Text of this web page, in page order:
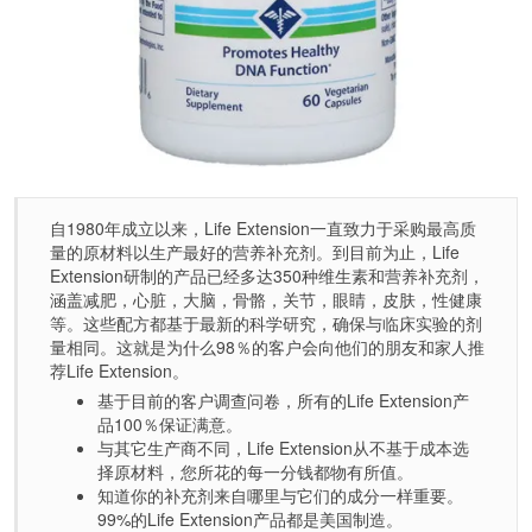
自1980年成立以来，Life Extension一直致力于采购最高质
量的原材料以生产最好的营养补充剂。到目前为止，Life
Extension研制的产品已经多达350种维生素和营养补充剂，
涵盖减肥，心脏，大脑，骨骼，关节，眼睛，皮肤，性健康
等。这些配方都基于最新的科学研究，确保与临床实验的剂
量相同。这就是为什么98％的客户会向他们的朋友和家人推
荐Life Extension。
基于目前的客户调查问卷，所有的Life Extension产
品100％保证满意。
与其它生产商不同，Life Extension从不基于成本选
择原材料，您所花的每一分钱都物有所值。
知道你的补充剂来自哪里与它们的成分一样重要。
99%的Life Extension产品都是美国制造。